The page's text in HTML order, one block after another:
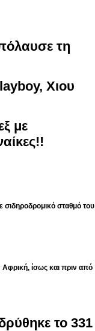
τη
Χιου
με
σταθμό του
ίσως και πριν από
το 331